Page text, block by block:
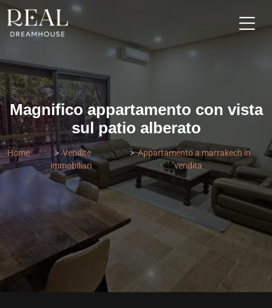
Magnifico appartamento con vista
sul patio alberato
Home
Vendite
immobiliari
Appartamento a marrakech in
vendita